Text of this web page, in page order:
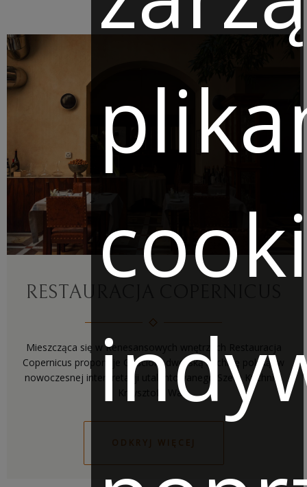
RESTAURACJA COPERNICUS
Mieszcząca się w Renesansowych wnętrzach Restauracja
Copernicus proponuje Gościom dworską kuchnię polską, w
nowoczesnej interpretacji utalentowanego Szefa Kuchni –
ODKRYJ WIĘCEJ